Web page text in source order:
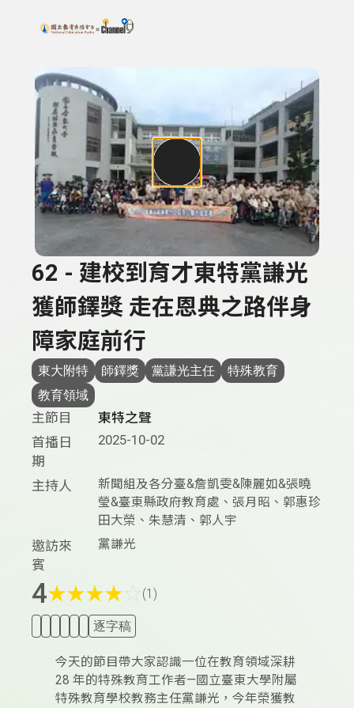
上方功能區塊
搜尋關鍵字：可輸入節目名稱、主持人或關鍵字
62 - 建校到育才東特黨謙光
獲師鐸獎 走在恩典之路伴身
障家庭前行
東大附特 師鐸獎 黨謙光主任
特殊教育
教育領域
主節目
東特之聲
首播日
期
2025-10-02
主持人
新聞組及各分臺&詹凱雯&陳麗如&張曉
瑩&臺東縣政府教育處、張月昭、郭惠珍
田大榮、朱慧清、郭人宇
邀訪來
賓
黨謙光
4★★★★ (1)
逐字稿
今天的節目帶大家認識一位在教育領域深耕
28 年的特殊教育工作者—國立臺東大學附屬
特殊教育學校教務主任黨謙光，今年榮獲教